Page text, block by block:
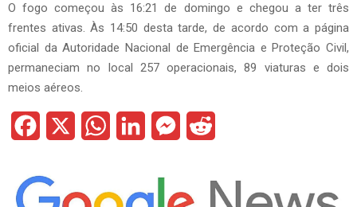
O fogo começou às 16:21 de domingo e chegou a ter três
frentes ativas. Às 14:50 desta tarde, de acordo com a página
oficial da Autoridade Nacional de Emergência e Proteção Civil,
permaneciam no local 257 operacionais, 89 viaturas e dois
meios aéreos.
c
M
d